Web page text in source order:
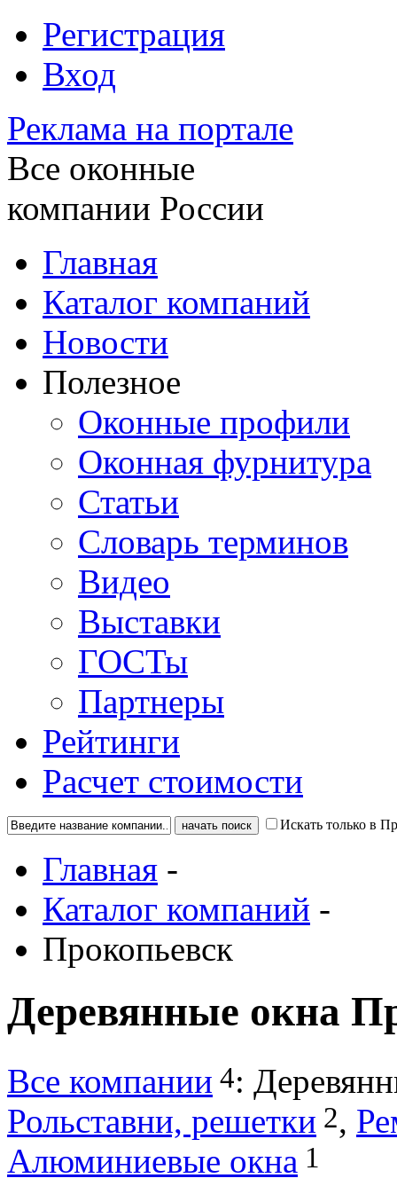
Регистрация
Вход
Реклама на портале
Все оконные
компании России
Главная
Каталог компаний
Новости
Полезное
Оконные профили
Оконная фурнитура
Статьи
Словарь терминов
Видео
Выставки
ГОСТы
Партнеры
Рейтинги
Расчет стоимости
Искать только в
Главная -
Каталог компаний -
Прокопьевск
Деревянные окна
Все компании 4:
Рольставни, решетки 2,
Алюминиевые окна 1